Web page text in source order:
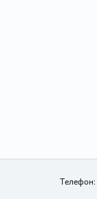
Телефон: